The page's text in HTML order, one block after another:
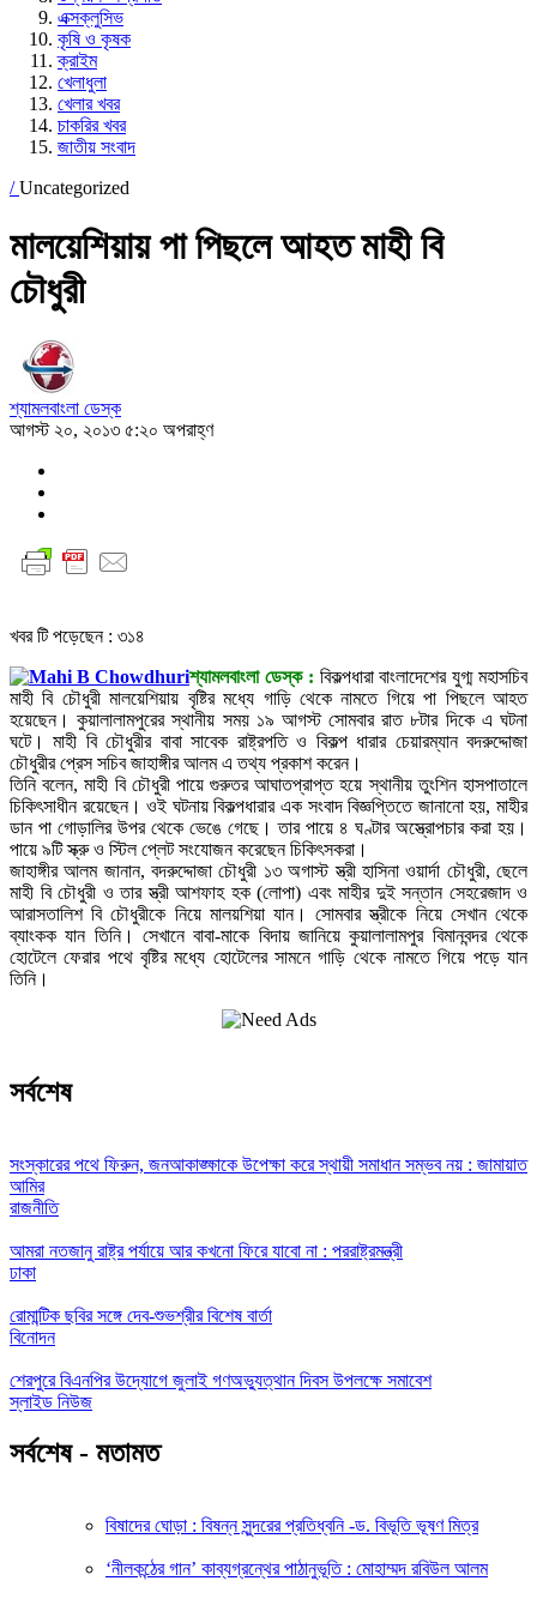
এক্সক্লুসিভ
কৃষি ও কৃষক
ক্রাইম
খেলাধুলা
খেলার খবর
চাকরির খবর
জাতীয় সংবাদ
/Uncategorized
মালয়েশিয়ায় পা পিছলে আহত মাহী বি
চৌধুরী
শ্যামলবাংলা ডেস্ক
আগস্ট ২০, ২০১৩ ৫:২০ অপরাহ্ণ
খবর টি পড়েছেন : ৩১৪
শ্যামলবাংলা ডেস্ক : বিকল্পধারা বাংলাদেশের যুগ্ম মহাসচিব
মাহী বি চৌধুরী মালয়েশিয়ায় বৃষ্টির মধ্যে গাড়ি থেকে নামতে গিয়ে পা পিছলে আহত
হয়েছেন। কুয়ালালামপুরের স্থানীয় সময় ১৯ আগস্ট সোমবার রাত ৮টার দিকে এ ঘটনা
ঘটে। মাহী বি চৌধুরীর বাবা সাবেক রাষ্ট্রপতি ও বিকল্প ধারার চেয়ারম্যান বদরুদ্দোজা
চৌধুরীর প্রেস সচিব জাহাঙ্গীর আলম এ তথ্য প্রকাশ করেন।
তিনি বলেন, মাহী বি চৌধুরী পায়ে গুরুতর আঘাতপ্রাপ্ত হয়ে স্থানীয় তুংশিন হাসপাতালে
চিকিৎসাধীন রয়েছেন। ওই ঘটনায় বিকল্পধারার এক সংবাদ বিজ্ঞপ্তিতে জানানো হয়, মাহীর
ডান পা গোড়ালির উপর থেকে ভেঙে গেছে। তার পায়ে ৪ ঘণ্টার অস্ত্রোপচার করা হয়।
পায়ে ৯টি স্ক্রু ও স্টিল প্লেট সংযোজন করেছেন চিকিৎসকরা।
জাহাঙ্গীর আলম জানান, বদরুদ্দোজা চৌধুরী ১৩ অগাস্ট স্ত্রী হাসিনা ওয়ার্দা চৌধুরী, ছেলে
মাহী বি চৌধুরী ও তার স্ত্রী আশফাহ হক (লোপা) এবং মাহীর দুই সন্তান সেহরেজাদ ও
আরাসতালিশ বি চৌধুরীকে নিয়ে মালয়শিয়া যান। সোমবার স্ত্রীকে নিয়ে সেখান থেকে
ব্যাংকক যান তিনি। সেখানে বাবা-মাকে বিদায় জানিয়ে কুয়ালালামপুর বিমানবন্দর থেকে
হোটেলে ফেরার পথে বৃষ্টির মধ্যে হোটেলের সামনে গাড়ি থেকে নামতে গিয়ে পড়ে যান
তিনি।
সর্বশেষ
সংস্কারের পথে ফিরুন, জনআকাঙ্ক্ষাকে উপেক্ষা করে স্থায়ী সমাধান সম্ভব নয় : জামায়াত
আমির
রাজনীতি
আমরা নতজানু রাষ্ট্র পর্যায়ে আর কখনো ফিরে যাবো না : পররাষ্ট্রমন্ত্রী
ঢাকা
রোমান্টিক ছবির সঙ্গে দেব-শুভশ্রীর বিশেষ বার্তা
বিনোদন
শেরপুরে বিএনপির উদ্যোগে জুলাই গণঅভ্যুত্থান দিবস উপলক্ষে সমাবেশ
স্লাইড নিউজ
সর্বশেষ - মতামত
বিষাদের ঘোড়া : বিষন্ন সুন্দরের প্রতিধ্বনি -ড. বিভূতি ভূষণ মিত্র
‘নীলকন্ঠের গান’ কাব্যগ্রন্থের পাঠানুভূতি : মোহাম্মদ রবিউল আলম